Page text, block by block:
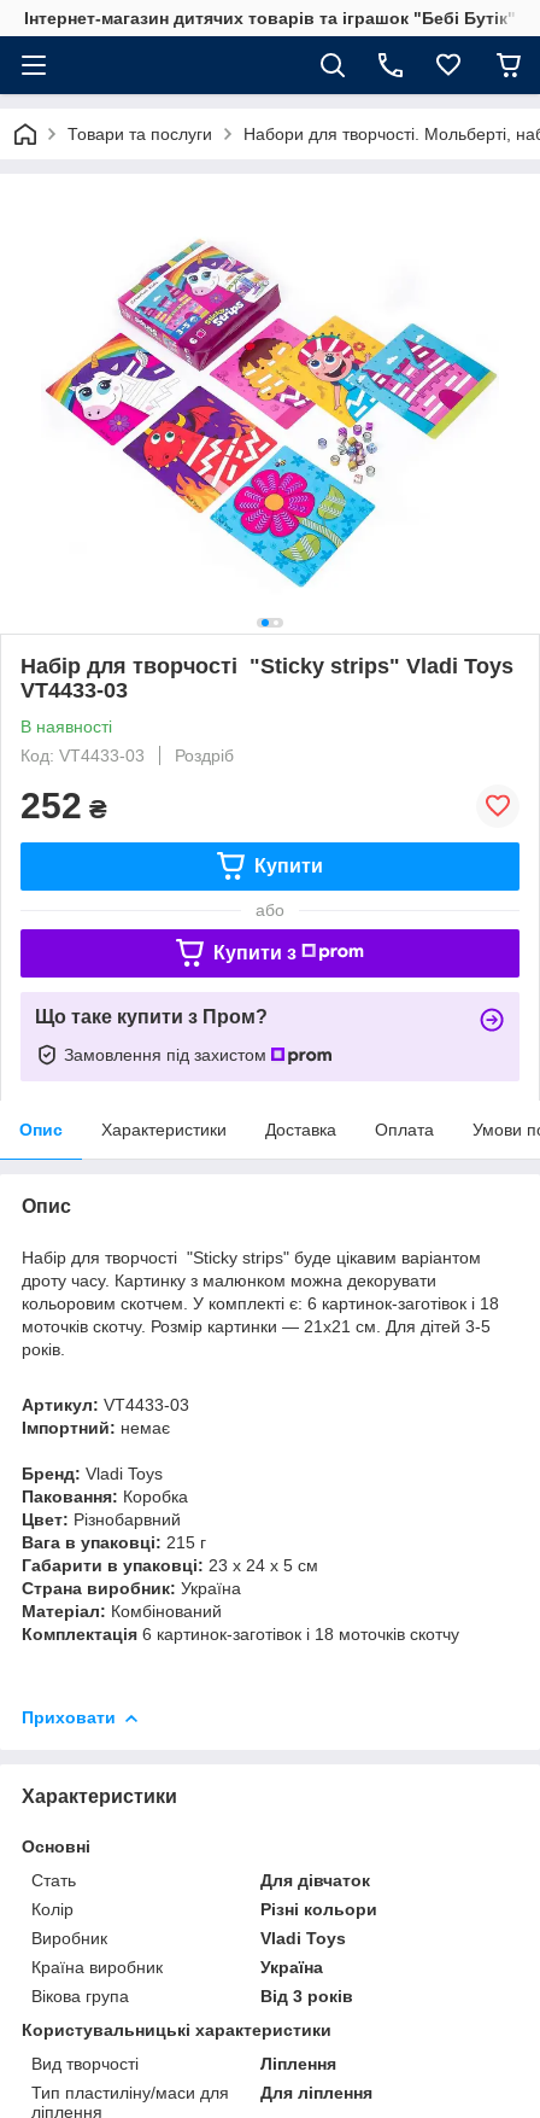
Інтернет-магазин дитячих товарів та іграшок "Бебі Бутік"
Товари та послуги Набори для творчості. Мольберті,
Набір для творчості "Sticky strips" Vladi Toys
VT4433-03
В наявності
Код: VT4433-03
Роздріб
252 ₴
Купити
або
Купити з
Що таке купити з Пром?
Замовлення під захистом
Опис Характеристики Доставка Оплата Умови
Опис
Набір для творчості "Sticky strips" буде цікавим варіантом
дроту часу. Картинку з малюнком можна декорувати
кольоровим скотчем. У комплекті є: 6 картинок-заготівок і 18
моточків скотчу. Розмір картинки — 21х21 см. Для дітей 3-5
років.
Артикул: VT4433-03
Імпортний: немає
Бренд: Vladi Toys
Паковання: Коробка
Цвет: Різнобарвний
Вага в упаковці: 215 г
Габарити в упаковці: 23 x 24 x 5 см
Страна виробник: Україна
Матеріал: Комбінований
Комплектація 6 картинок-заготівок і 18 моточків скотчу
Приховати
Характеристики
Основні
Стать
Для дівчаток
Колір
Різні кольори
Виробник
Vladi Toys
Країна виробник
Україна
Вікова група
Від 3 років
Користувальницькі характеристики
Вид творчості
Ліплення
Тип пластиліну/маси для
ліплення
Для ліплення